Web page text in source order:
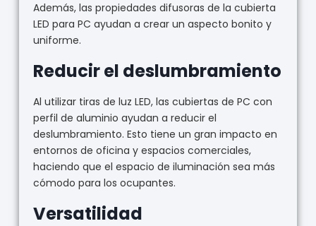
Además, las propiedades difusoras de la cubierta
LED para PC ayudan a crear un aspecto bonito y
uniforme.
Reducir el deslumbramiento
Al utilizar tiras de luz LED, las cubiertas de PC con
perfil de aluminio ayudan a reducir el
deslumbramiento. Esto tiene un gran impacto en
entornos de oficina y espacios comerciales,
haciendo que el espacio de iluminación sea más
cómodo para los ocupantes.
Versatilidad